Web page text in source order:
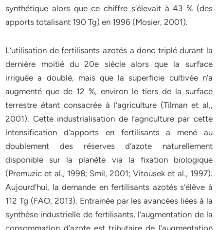
synthétique alors que ce chiffre s’élevait à 43 % (des
apports totalisant 190 Tg) en 1996 (Mosier, 2001).
L’utilisation de fertilisants azotés a donc triplé durant la
dernière moitié du 20e siècle alors que la surface
irriguée a doublé, mais que la superficie cultivée n’a
augmenté que de 12 %, environ le tiers de la surface
terrestre étant consacrée à l’agriculture (Tilman et al.,
2001). Cette industrialisation de l’agriculture par cette
intensification d’apports en fertilisants a mené au
doublement des réserves d’azote naturellement
disponible sur la planète via la fixation biologique
(Premuzic et al., 1998; Smil, 2001; Vitousek et al., 1997).
Aujourd’hui, la demande en fertilisants azotés s’élève à
112 Tg (FAO, 2013). Entrainée par les avancées liées à la
synthèse industrielle de fertilisants, l’augmentation de la
consommation d’azote est tributaire de l’augmentation